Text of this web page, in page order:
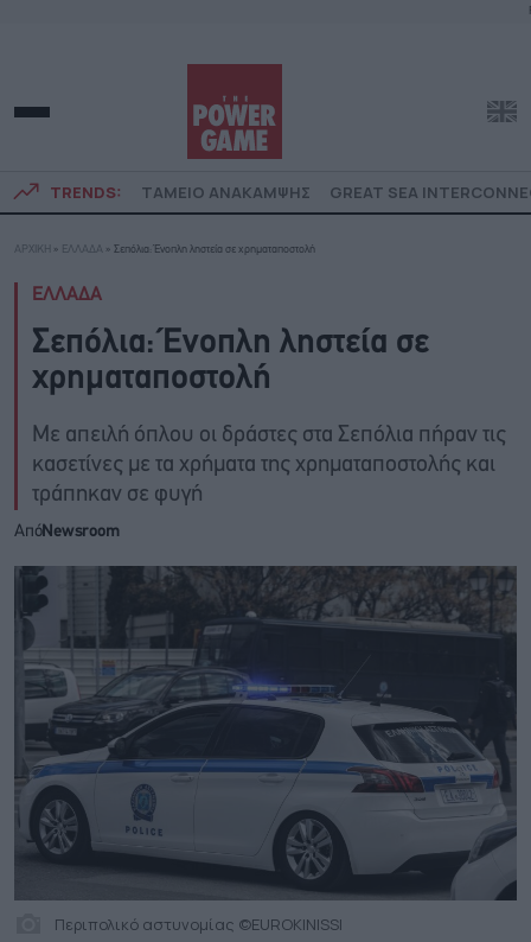
TRENDS: ΤΑΜΕΙΟ ΑΝΑΚΑΜΨΗΣ GREAT SEA
ΑΡΧΙΚΗ » ΕΛΛΑΔΑ » Σεπόλια: Ένοπλη ληστεία σε χρηματαποστολή
ΕΛΛΑΔΑ
Σεπόλια: Ένοπλη ληστεία σε
χρηματαποστολή
Με απειλή όπλου οι δράστες στα Σεπόλια πήραν τις
κασετίνες με τα χρήματα της χρηματαποστολής και
τράπηκαν σε φυγή
ΑπόNewsroom
Περιπολικό αστυνομίας ©EUROKINISSI